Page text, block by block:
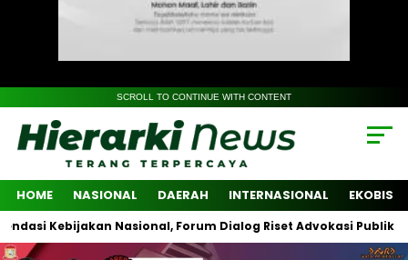
SCROLL TO CONTINUE WITH CONTENT
HOME NASIONAL DAERAH INTERNASIONAL EKOBIS
Kebijakan Nasional, Forum Dialog Riset Advokasi Publik